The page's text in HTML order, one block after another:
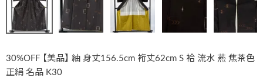
30%OFF 【美品】 紬 身丈156.5cm 裄丈62cm S 袷 流水 燕 焦茶色
正絹 名品 K30